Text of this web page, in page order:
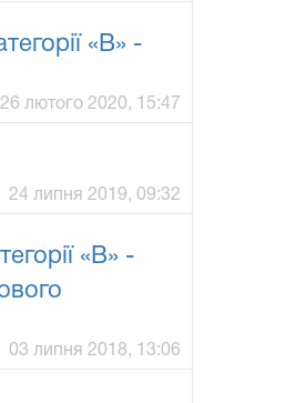
«В» -
26 лютого 2020, 15:47
24 липня 2019, 09:32
«В» -
03 липня 2018, 13:06